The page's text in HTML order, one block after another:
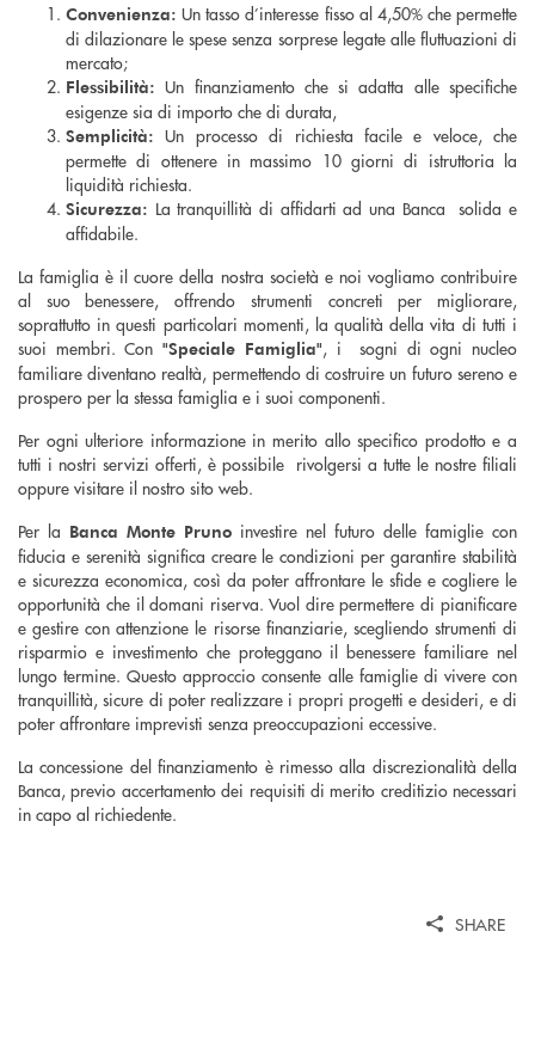
Convenienza: Un tasso d’interesse fisso al 4,50% che permette
di dilazionare le spese senza sorprese legate alle fluttuazioni di
mercato;
Flessibilità: Un finanziamento che si adatta alle specifiche
esigenze sia di importo che di durata,
Semplicità: Un processo di richiesta facile e veloce, che
permette di ottenere in massimo 10 giorni di istruttoria la
liquidità richiesta.
Sicurezza: La tranquillità di affidarti ad una Banca solida e
affidabile.
La famiglia è il cuore della nostra società e noi vogliamo contribuire
al suo benessere, offrendo strumenti concreti per migliorare,
soprattutto in questi particolari momenti, la qualità della vita di tutti i
suoi membri. Con"Speciale Famiglia", i sogni di ogni nucleo
familiare diventano realtà, permettendo di costruire un futuro sereno e
prospero per la stessa famiglia e i suoi componenti.
Per ogni ulteriore informazione in merito allo specifico prodotto e a
tutti i nostri servizi offerti, è possibile rivolgersi a tutte le nostre filiali
oppure visitare il nostro sito web.
Per la Banca Monte Pruno investire nel futuro delle famiglie con
fiducia e serenità significa creare le condizioni per garantire stabilità
e sicurezza economica, così da poter affrontare le sfide e cogliere le
opportunità che il domani riserva. Vuol dire permettere di pianificare
e gestire con attenzione le risorse finanziarie, scegliendo strumenti di
risparmio e investimento che proteggano il benessere familiare nel
lungo termine. Questo approccio consente alle famiglie di vivere con
tranquillità, sicure di poter realizzare i propri progetti e desideri, e di
poter affrontare imprevisti senza preoccupazioni eccessive.
La concessione del finanziamento è rimesso alla discrezionalità della
Banca, previo accertamento dei requisiti di merito creditizio necessari
in capo al richiedente.
SHARE